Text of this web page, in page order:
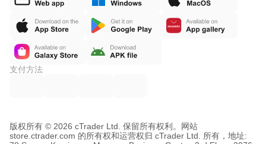
支付方法
版权所有 © 2026 cTrader Ltd. 保留所有权利。
网站
store.ctrader.com 的所有权和运营权归 cTrader Ltd. 所有，地址: